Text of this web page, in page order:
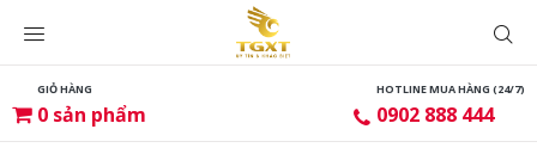
GIỎ HÀNG
0 sản phẩm
HOTLINE MUA HÀNG (24/7)
0902 888 444